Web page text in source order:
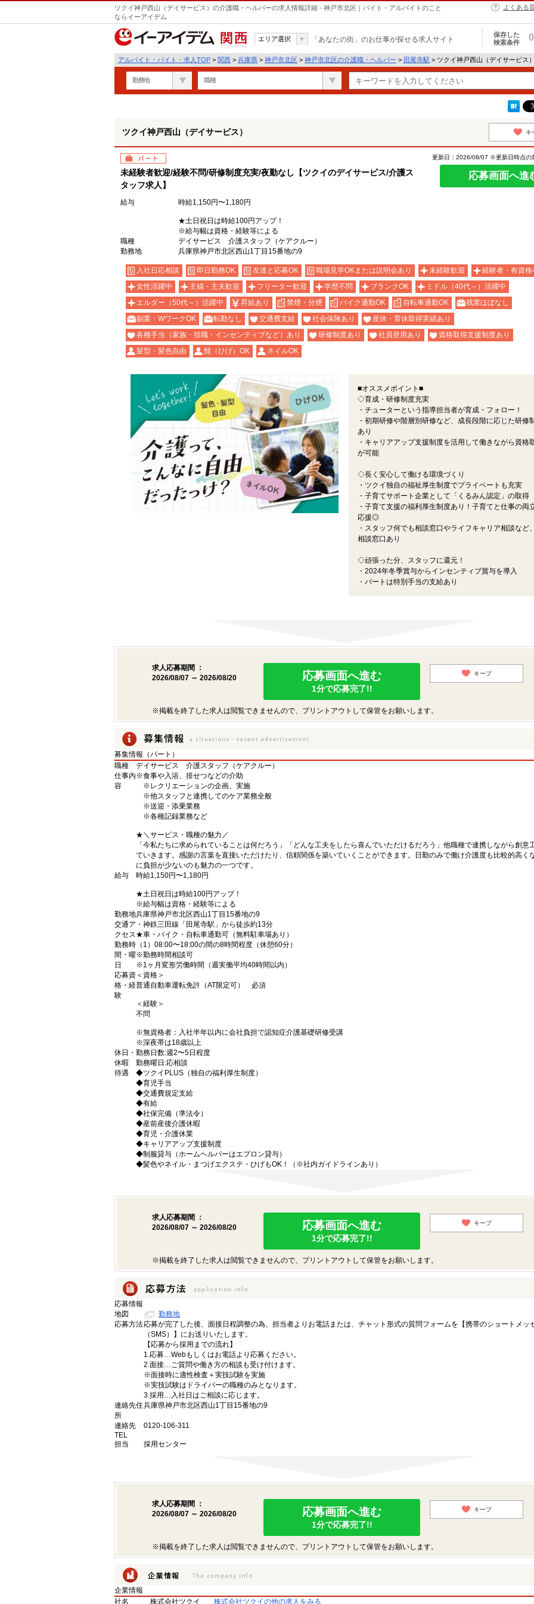
ツクイ神戸西山（デイサービス）の介護職・ヘルパーの求人情報詳細 - 神戸市北区｜バイト・アルバイトのこと
ならイーアイデム
よくある
関西
エリア選択 「あなたの街」のお仕事が探せる求人サイト
保存した
検索条件
0
アルバイト・バイト・求人TOP > 関西 > 兵庫県 > 神戸市北区 > 神戸市北区の介護職・ヘルパー > 田尾寺駅 > ツクイ神戸西山（デイサービス
勤務地 職種
ツクイ神戸西山（デイサービス） キ
パート
未経験者歓迎/経験不問/研修制度充実/夜勤なし【ツクイのデイサービス/介護ス
タッフ求人】
更新日：2026/08/07 ※更新日時点の
応募画面へ進
給与 時給1,150円〜1,180円
★土日祝日は時給100円アップ！
※給与幅は資格・経験等による
職種
デイサービス 介護スタッフ（ケアクルー）
勤務地
兵庫県神戸市北区西山1丁目15番地の9
入社日応相談 即日勤務OK 友達と応募OK 職場見学OKまたは説明会あり 未経験歓迎
経験者・有資格
女性活躍中
主婦・主夫歓迎 フリーター歓迎 学歴不問 ブランクOK
ミドル（40代～）活躍中
エルダー（50代～）活躍中
昇給あり 禁煙・分煙 バイク通勤OK 自転車通勤OK
残業ほぼなし
副業・WワークOK
転勤なし 交通費支給 社会保険あり
産休・育休取得実績あり
各種手当（家族・役職・インセンティブなど）あり
研修制度あり 社員登用あり
資格取得支援制度あり
髪型・髪色自由
髭（ひげ）OK ネイルOK
■オススメポイント■
◇育成・研修制度充実
・チューターという指導担当者が育成・フォロー！
・初期研修や階層別研修など、成長段階に応じた研修
あり
・キャリアアップ支援制度を活用して働きながら資格
が可能
◇長く安心して働ける環境づくり
・ツクイ独自の福祉厚生制度でプライベートも充実
・子育てサポート企業として「くるみん認定」の取得
・子育て支援の福利厚生制度あり！子育てと仕事の両
応援◎
・スタッフ何でも相談窓口やライフキャリア相談など
相談窓口あり
◇頑張った分、スタッフに還元！
・2024年冬季賞与からインセンティブ賞与を導入
・パートは特別手当の支給あり
求人応募期間 ：
2026/08/07 ～ 2026/08/20
応募画面へ進む
1分で応募完了!!
キープ
※掲載を終了した求人は閲覧できませんので、プリントアウトして保管をお願いします。
募集情報（パート）
職種
デイサービス 介護スタッフ（ケアクルー）
仕事内
容
※食事や入浴、排せつなどの介助
※レクリエーションの企画、実施
※他スタッフと連携してのケア業務全般
※送迎・添乗業務
※各種記録業務など
★＼サービス・職種の魅力／
「今私たちに求められていることは何だろう」「どんな工夫をしたら喜んでいただけるだろう」他職種で連携しながら創意
ていきます。感謝の言葉を直接いただけたり、信頼関係を築いていくことができます。日勤のみで働け介護度も比較的高く
に負担が少ないのも魅力の一つです。
給与
時給1,150円〜1,180円
★土日祝日は時給100円アップ！
※給与幅は資格・経験等による
勤務地兵庫県神戸市北区西山1丁目15番地の9
交通ア
クセス
・神鉄三田線「田尾寺駅」から徒歩約13分
★車・バイク・自転車通勤可（無料駐車場あり）
勤務時
間・曜
日
（1）08:00〜18:00の間の8時間程度（休憩60分）
※勤務時間相談可
※1ヶ月変形労働時間（週実働平均40時間以内）
応募資
格・経
験
＜資格＞
普通自動車運転免許（AT限定可） 必須
＜経験＞
不問
※無資格者：入社半年以内に会社負担で認知症介護基礎研修受講
※深夜帯は18歳以上
休日・
休暇
勤務日数:週2〜5日程度
勤務曜日:応相談
待遇
◆ツクイPLUS（独自の福利厚生制度）
◆育児手当
◆交通費規定支給
◆有給
◆社保完備（準法令）
◆産前産後介護休暇
◆育児・介護休業
◆キャリアアップ支援制度
◆制服貸与（ホームヘルパーはエプロン貸与）
◆髪色やネイル・まつげエクステ・ひげもOK！（※社内ガイドラインあり）
求人応募期間 ：
2026/08/07 ～ 2026/08/20
応募画面へ進む
1分で応募完了!!
キープ
※掲載を終了した求人は閲覧できませんので、プリントアウトして保管をお願いします。
応募情報
地図
勤務地
応募方法応募が完了した後、面接日程調整の為、担当者よりお電話または、チャット形式の質問フォームを【携帯のショートメッ
（SMS）】にお送りいたします。
【応募から採用までの流れ】
1.応募…Webもしくはお電話より応募ください。
2.面接…ご質問や働き方の相談も受け付けます。
※面接時に適性検査＋実技試験を実施
※実技試験はドライバーの職種のみとなります。
3.採用…入社日はご相談に応じます。
連絡先住
所
兵庫県神戸市北区西山1丁目15番地の9
連絡先
TEL
0120-106-311
担当 採用センター
求人応募期間 ：
2026/08/07 ～ 2026/08/20
応募画面へ進む
1分で応募完了!!
キープ
※掲載を終了した求人は閲覧できませんので、プリントアウトして保管をお願いします。
企業情報
社名
株式会社ツクイ
株式会社ツクイの他の求人をみる